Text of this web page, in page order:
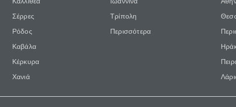
Σέρρες
Ρόδος
Καβάλα
Κέρκυρα
Χανιά
Τρίπολη
Περισσότερα